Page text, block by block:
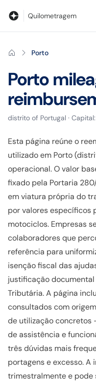
Quilometragem
Porto
Porto
distrito of Portugal · Capital:
Esta página reúne o
utilizado em Porto
operacional. O valor
fixado pela Portaria
em viatura própria do
por valores específicos
motociclos. Empresas
colaboradores que
referência para
isenção fiscal das
justificação
Tributária. A página
consultados com
de utilização concretos
de assistência e
três dúvidas mais
portagens e excesso. A
trimestralmente e pode